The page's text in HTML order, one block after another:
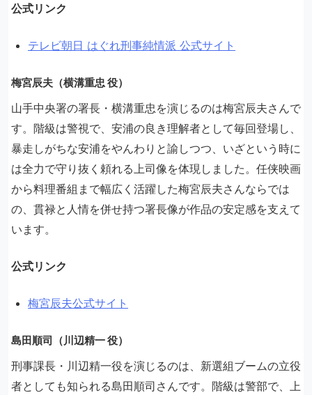
公式リンク
テレビ朝日 はぐれ刑事純情派 公式サイト
梅宮辰夫（横溝重忠 役）
山手中央署の署長・横溝重忠を演じるのは梅宮辰夫さんで
す。階級は警視で、安浦の良き理解者として毎回登場し、
暴走しがちな安浦をやんわりと諭しつつ、いざという時に
は全力で守り抜く頼れる上司像を体現しました。任侠映画
から料理番組まで幅広く活躍した梅宮辰夫さんならでは
の、貫禄と人情を併せ持つ署長像が作品の安定感を支えて
います。
公式リンク
梅宮辰夫公式サイト
島田順司（川辺精一 役）
刑事課長・川辺精一役を演じるのは、新選組ブームの立役
者としても知られる島田順司さんです。階級は警部で、上